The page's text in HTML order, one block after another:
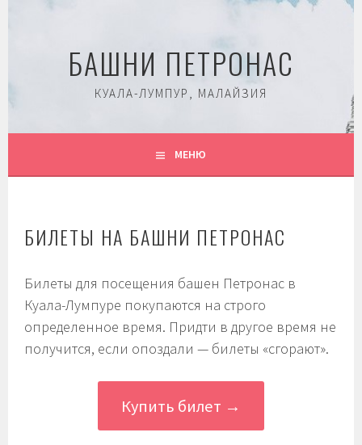
Перейти
содержимомуБАШНИ ПЕТРОНАС
КУАЛА-ЛУМПУР, МАЛАЙЗИЯ
МЕНЮ
БИЛЕТЫ НА БАШНИ ПЕТРОНАС
Билеты для посещения башен Петронас в
Куала-Лумпуре покупаются на строго
определенное время. Придти в другое время не
получится, если опоздали — билеты «сгорают».
Купить билет →